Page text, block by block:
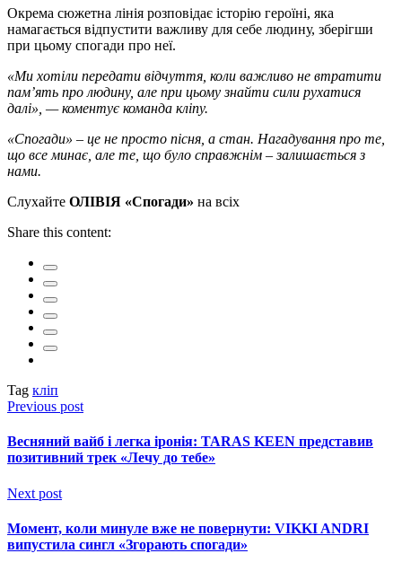
Окрема сюжетна лінія розповідає історію героїні, яка
намагається відпустити важливу для себе людину, зберігши
при цьому спогади про неї.
«Ми хотіли передати відчуття, коли важливо не втратити
пам’ять про людину, але при цьому знайти сили рухатися
далі», — коментує команда кліпу.
«Спогади» – це не просто пісня, а стан. Нагадування про те,
що все минає, але те, що було справжнім – залишається з
нами.
Слухайте ОЛІВІЯ «Спогади» на всіх
Share this content:
Tag кліп
Previous post
Весняний вайб і легка іронія: TARAS KEEN представив
позитивний трек «Лечу до тебе»
Next post
Момент, коли минуле вже не повернути: VIKKI ANDRI
випустила сингл «Згорають спогади»